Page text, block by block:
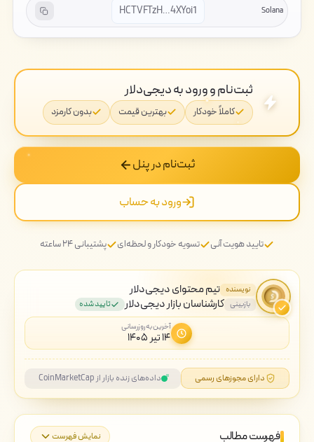
Solana
HCTVFTzH…4XYoi1
ثبت‌نام و ورود به دیجی‌دلار
کاملاً خودکار بهترین قیمت بدون کارمزد
ثبت‌نام در پنل
ورود به حساب
تایید هویت آنی تسویه خودکار و لحظه‌ای پشتیبانی ۲۴ ساعته
نویسنده تیم محتوای دیجی‌دلار
بازبینی کارشناسان بازار دیجی‌دلار تایید شده
آخرین به‌روزرسانی
۱۴ تیر ۱۴۰۵
دارای مجوزهای رسمی داده‌های زنده بازار از CoinMarketCap
فهرست مطالب نمایش فهرست